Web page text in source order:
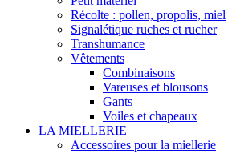
Récolte : pollen, propolis, miel
Signalétique ruches et rucher
Transhumance
Vêtements
Combinaisons
Vareuses et blousons
Gants
Voiles et chapeaux
LA MIELLERIE
Accessoires pour la miellerie